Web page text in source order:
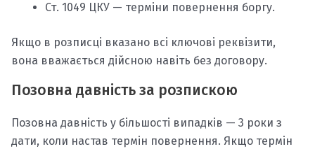
Ст. 1049 ЦКУ — терміни повернення боргу.
Якщо в розписці вказано всі ключові реквізити,
вона вважається дійсною навіть без договору.
Позовна давність за розпискою
Позовна давність у більшості випадків — 3 роки з
дати, коли настав термін повернення. Якщо термін